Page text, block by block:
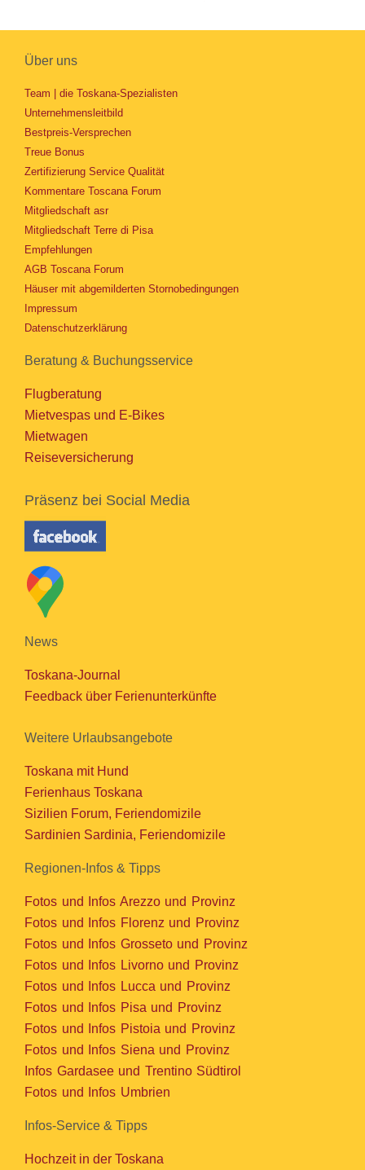
Über uns
Team | die Toskana-Spezialisten
Unternehmensleitbild
Bestpreis-Versprechen
Treue Bonus
Zertifizierung Service Qualität
Kommentare Toscana Forum
Mitgliedschaft asr
Mitgliedschaft Terre di Pisa
Empfehlungen
AGB Toscana Forum
Häuser mit abgemilderten Stornobedingungen
Impressum
Datenschutzerklärung
Beratung & Buchungsservice
Flugberatung
Mietvespas und E-Bikes
Mietwagen
Reiseversicherung
Präsenz bei Social Media
News
Toskana-Journal
Feedback über Ferienunterkünfte
Weitere Urlaubsangebote
Toskana mit Hund
Ferienhaus Toskana
Sizilien Forum, Feriendomizile
Sardinien Sardinia, Feriendomizile
Regionen-Infos & Tipps
Fotos und Infos Arezzo und Provinz
Fotos und Infos Florenz und Provinz
Fotos und Infos Grosseto und Provinz
Fotos und Infos Livorno und Provinz
Fotos und Infos Lucca und Provinz
Fotos und Infos Pisa und Provinz
Fotos und Infos Pistoia und Provinz
Fotos und Infos Siena und Provinz
Infos Gardasee und Trentino Südtirol
Fotos und Infos Umbrien
Infos-Service & Tipps
Hochzeit in der Toskana